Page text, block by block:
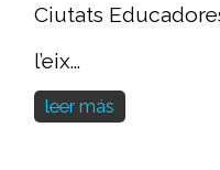
Ciutats
l’eix...
leer más